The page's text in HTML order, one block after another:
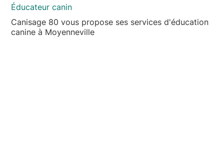
Éducateur canin
Canisage 80 vous propose ses services d'éducation
canine à Moyenneville